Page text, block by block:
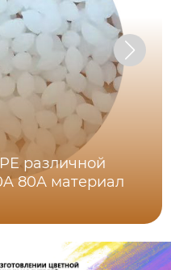
различной
80A материал